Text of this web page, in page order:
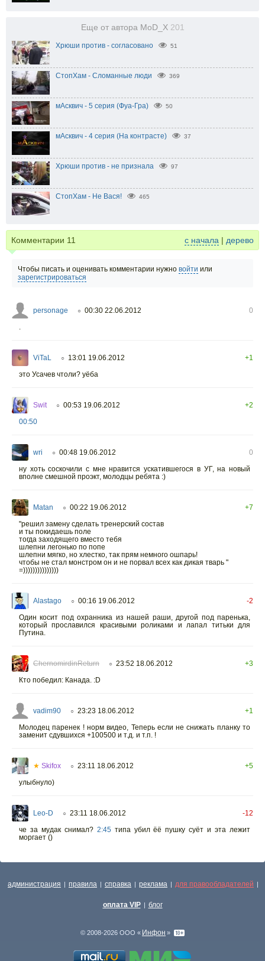
Еще от автора MoD_X 201
Хрюши против - согласовано 51
СтопХам - Сломанные люди 369
мАсквич - 5 серия (Фуа-Гра) 50
мАсквич - 4 серия (На контрасте) 37
Хрюши против - не признала 97
СтопХам - Не Вася! 465
Комментарии 11 с начала | дерево
Чтобы писать и оценивать комментарии нужно войти или
зарегистрироваться
personage ○ 00:30 22.06.2012
0
ViTaL ○ 13:01 19.06.2012
+1
это Усачев чтоли? уёба
Swit ○ 00:53 19.06.2012
+2
00:50
wri ○ 00:48 19.06.2012
0
ну хоть соскочили с мне нравится ускатившегося в УГ, на новый
вполне смешной проэкт, молодцы ребята :)
Matan ○ 00:22 19.06.2012
+7
"решил замену сделать тренерский состав
и ты покидаешь поле
тогда заходящего вместо тебя
шлепни легонько по попе
шлепни мягко, но хлестко, так прям немного ошпарь!
чтобы не стал монстром он и не порвал всех как дикая тварь "
=)))))))))))))))
Alastago ○ 00:16 19.06.2012
-2
Один косит под охранника из нашей раши, другой под паренька,
который прославился красивыми роликами и лапал титьки для
Путина.
ChernomirdinReturn ○ 23:52 18.06.2012
+3
Кто победил: Канада. :D
vadim90 ○ 23:23 18.06.2012
+1
Молодец паренек ! норм видео, Теперь если не снижать планку то
заменит сдувшихся +100500 и т.д. и т.п. !
★ Skifox ○ 23:11 18.06.2012
+5
улыбнуло)
Leo-D ○ 23:11 18.06.2012
-12
че за мудак снимал? 2:45типа убил ёё пушку суёт и эта лежит
моргает ()
администрация | правила | справка | реклама | для правообладателей |
оплата VIP | блог
© 2008-2026 ООО « Инфон »